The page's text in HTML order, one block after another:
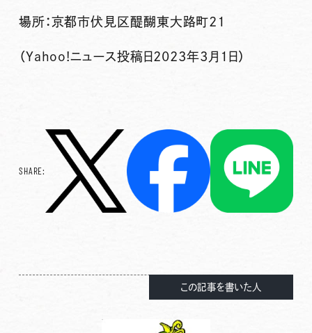
場所：京都市伏見区醍醐東大路町21
（Yahoo!ニュース投稿日2023年3月1日）
SHARE:
この記事を書いた人